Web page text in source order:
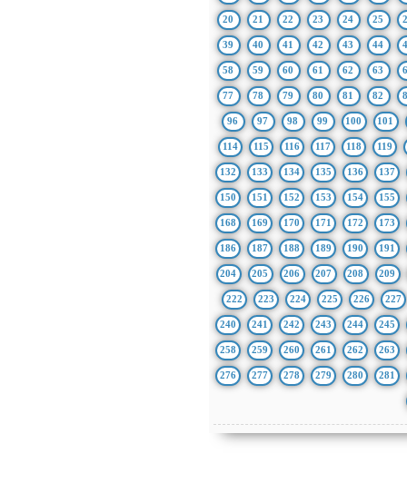
20 21 22 23 24 25
39 40 41 42 43 44
58 59 60 61 62 63
77 78 79 80 81 82
96 97 98 99 100 101
114 115 116 117 118 119
132 133 134 135 136 137
150 151 152 153 154 155
168 169 170 171 172 173
186 187 188 189 190 191
204 205 206 207 208 209
222 223 224 225 226 227
240 241 242 243 244 245
258 259 260 261 262 263
276 277 278 279 280 281